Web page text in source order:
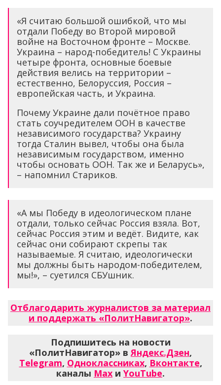
«Я считаю большой ошибкой, что мы
отдали Победу во Второй мировой
войне на Восточном фронте – Москве.
Украина – народ-победитель! С Украины
четыре фронта, основные боевые
действия велись на территории –
естественно, Белоруссия, Россия –
европейская часть, и Украина.
Почему Украине дали почётное право
стать соучредителем ООН в качестве
независимого государства? Украину
тогда Сталин вывел, чтобы она была
независимым государством, именно
чтобы основать ООН. Так же и Беларусь»,
– напомнил Стариков.
«А мы Победу в идеологическом плане
отдали, только сейчас Россия взяла. Вот,
сейчас Россия этим и ведёт. Видите, как
сейчас они собирают скрепы так
называемые. Я считаю, идеологически
мы должны быть народом-победителем,
мы!», – суетился СБУшник.
Отблагодарить журналистов за материал
и поддержать «ПолитНавигатор».
Подпишитесь на новости
«ПолитНавигатор» в Яндекс.Дзен,
Telegram, Одноклассниках, Вконтакте,
каналы Max и YouTube.